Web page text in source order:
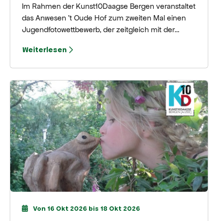
Im Rahmen der Kunst10Daagse Bergen veranstaltet
das Anwesen 't Oude Hof zum zweiten Mal einen
Jugendfotowettbewerb, der zeitgleich mit der
stattfindet. Teilnehmen können Jugendliche im
Weiterlesen
Von 16 Okt 2026 bis 18 Okt 2026